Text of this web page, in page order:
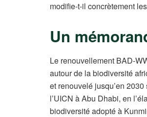
modifie-t-il concrètement
Un
Le renouvellement BAD-
autour de la biodiversité
et renouvelé jusqu’en
l’UICN à Abu Dhabi, en
biodiversité adopté à